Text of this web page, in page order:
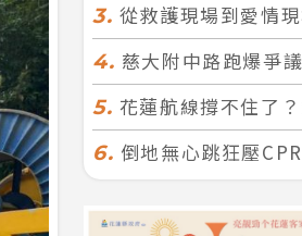
3. 從救護現場到愛情現場！醫護×消防浪漫聯
4. 慈大附中路跑爆爭議！第一名遭拔又改並
5. 花蓮航線撐不住了？載客僅2成、年虧7000萬
6. 倒地無心跳狂壓CPR救回一命！警手傷撕裂仍不放